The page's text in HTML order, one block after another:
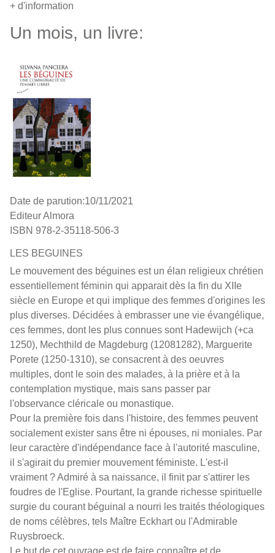
+ d'information
Un mois, un livre:
Date de parution:10/11/2021
Editeur Almora
ISBN 978-2-35118-506-3
LES BEGUINES
Le mouvement des béguines est un élan religieux chrétien
essentiellement féminin qui apparait dès la fin du XIIe
siècle en Europe et qui implique des femmes d'origines les
plus diverses. Décidées à embrasser une vie évangélique,
ces femmes, dont les plus connues sont Hadewijch (+ca
1250), Mechthild de Magdeburg (12081282), Marguerite
Porete (1250-1310), se consacrent à des oeuvres
multiples, dont le soin des malades, à la prière et à la
contemplation mystique, mais sans passer par
l'observance cléricale ou monastique.
Pour la première fois dans l'histoire, des femmes peuvent
socialement exister sans être ni épouses, ni moniales. Par
leur caractère d'indépendance face à l'autorité masculine,
il s'agirait du premier mouvement féministe. L'est-il
vraiment ? Admiré à sa naissance, il finit par s'attirer les
foudres de l'Eglise. Pourtant, la grande richesse spirituelle
surgie du courant béguinal a nourri les traités théologiques
de noms célèbres, tels Maître Eckhart ou l'Admirable
Ruysbroeck.
Le but de cet ouvrage est de faire connaître et de